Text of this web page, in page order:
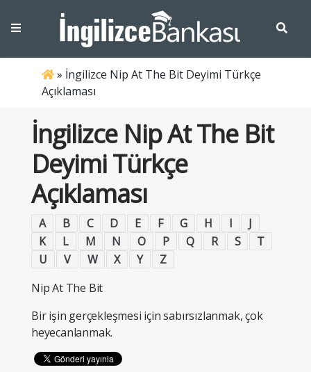
» İngilizce Nip At The Bit Deyimi Türkçe
Açıklaması
İngilizce Nip At The Bit
Deyimi Türkçe
Açıklaması
A B C D E F G H I
J
K
L M N O P Q R S
T
U
V W X Y
Z
Nip At The Bit
Bir işin gerçekleşmesi için sabırsızlanmak, çok
heyecanlanmak.